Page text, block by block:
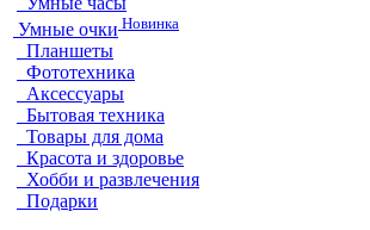
Умные очки Новинка
Планшеты
Фототехника
Аксессуары
Бытовая техника
Товары для дома
Красота и здоровье
Хобби и развлечения
Подарки